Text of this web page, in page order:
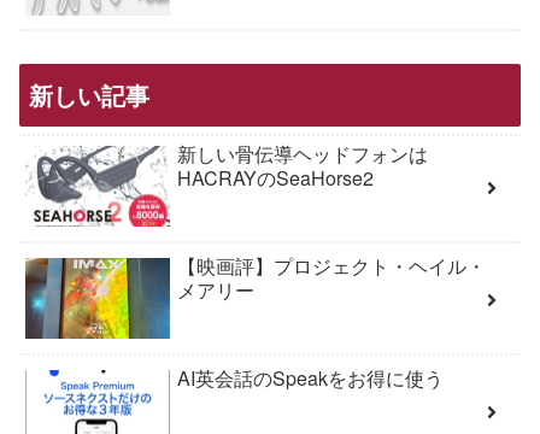
新しい記事
新しい骨伝導ヘッドフォンは
HACRAYのSeaHorse2
【映画評】プロジェクト・ヘイル・
メアリー
AI英会話のSpeakをお得に使う